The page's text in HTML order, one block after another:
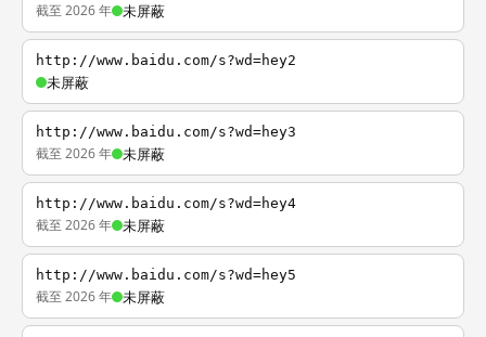
截至 2026 年 未屏蔽
http://www.baidu.com/s?wd=hey2
未屏蔽
http://www.baidu.com/s?wd=hey3
截至 2026 年 未屏蔽
http://www.baidu.com/s?wd=hey4
截至 2026 年 未屏蔽
http://www.baidu.com/s?wd=hey5
截至 2026 年 未屏蔽